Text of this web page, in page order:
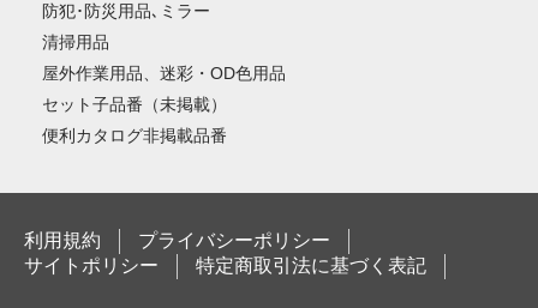
防犯･防災用品､ミラー
清掃用品
屋外作業用品、迷彩・OD色用品
セット子品番（未掲載）
便利カタログ非掲載品番
利用規約
プライバシーポリシー
サイトポリシー
特定商取引法に基づく表記